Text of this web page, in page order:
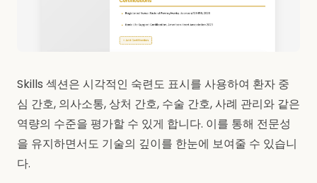
Skills 섹션은 시각적인 숙련도 표시를 사용하여 환자 중
심 간호, 의사소통, 상처 간호, 수술 간호, 사례 관리와 같은
역량의 수준을 평가할 수 있게 합니다. 이를 통해 전문성
을 유지하면서도 기술의 깊이를 한눈에 보여줄 수 있습니
다.